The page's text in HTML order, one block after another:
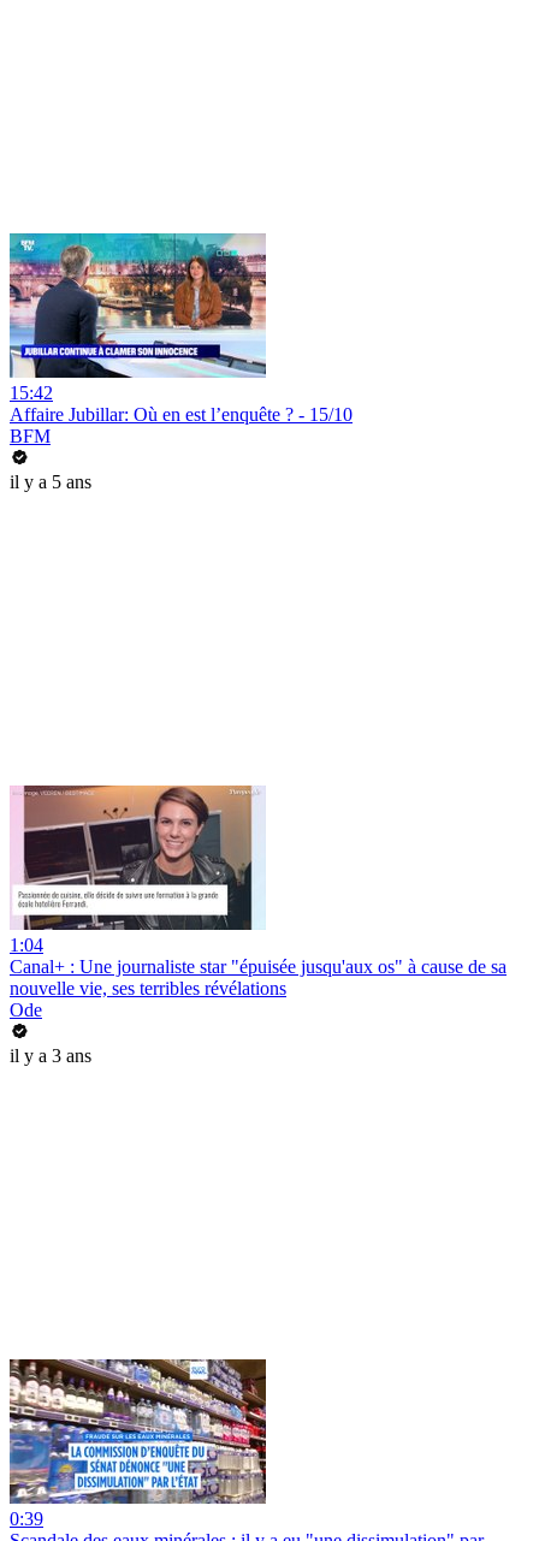
15:42
Affaire Jubillar: Où en est l’enquête ? - 15/10
BFM
il y a 5 ans
1:04
Canal+ : Une journaliste star "épuisée jusqu'aux os" à cause de sa
nouvelle vie, ses terribles révélations
Ode
il y a 3 ans
0:39